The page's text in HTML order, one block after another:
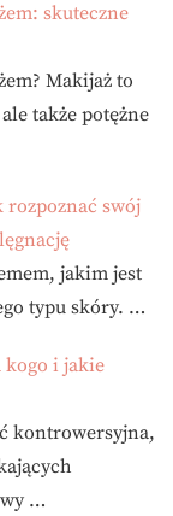
skuteczne
Makijaż to
także potężne
rozpoznać swój
jakim jest
typu skóry. …
kogo i jakie
kontrowersyjna,
…